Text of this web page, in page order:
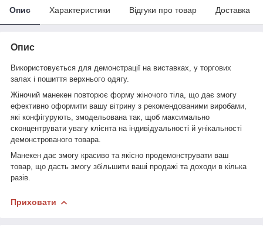
Опис Характеристики Відгуки про товар Доставка
Опис
Використовується для демонстрації на виставках, у торгових
залах і пошиття верхнього одягу.
Жіночий манекен повторює форму жіночого тіла, що дає змогу
ефективно оформити вашу вітрину з рекомендованими виробами,
які конфігурують, змодельована так, щоб максимально
сконцентрувати увагу клієнта на індивідуальності й унікальності
демонстрованого товара.
Манекен дає змогу красиво та якісно продемонструвати ваш
товар, що дасть змогу збільшити ваші продажі та доходи в кілька
разів.
Приховати